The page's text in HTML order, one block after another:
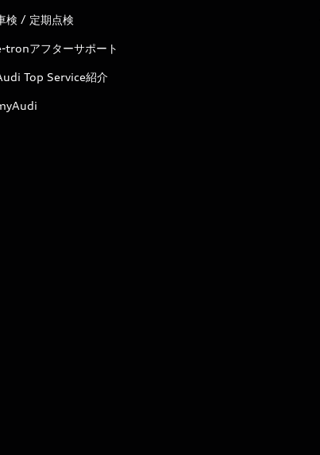
検 / 定期点検
tronアフターサポート
Top Service紹介